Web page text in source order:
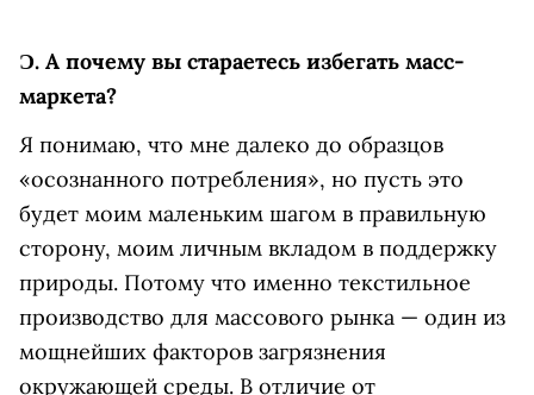
Ɔ. А почему вы стараетесь избегать масс-
маркета?
Я понимаю, что мне далеко до образцов
«осознанного потребления», но пусть это
будет моим маленьким шагом в правильную
сторону, моим личным вкладом в поддержку
природы. Потому что именно текстильное
производство для массового рынка — один из
мощнейших факторов загрязнения
окружающей среды. В отличие от